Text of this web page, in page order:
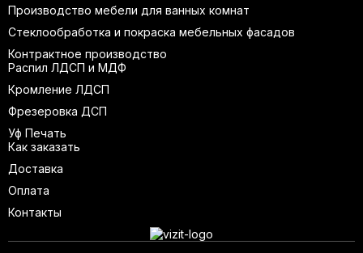
Производство мебели для ванных комнат
Стеклообработка и покраска мебельных фасадов
Контрактное производство
Распил ЛДСП и МДФ
Кромление ЛДСП
Фрезеровка ДСП
Уф Печать
Как заказать
Доставка
Оплата
Контакты